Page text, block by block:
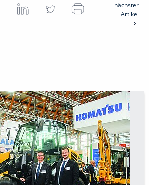
nächster
Artikel